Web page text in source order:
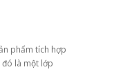
phẩm tích hợp
là một lớp